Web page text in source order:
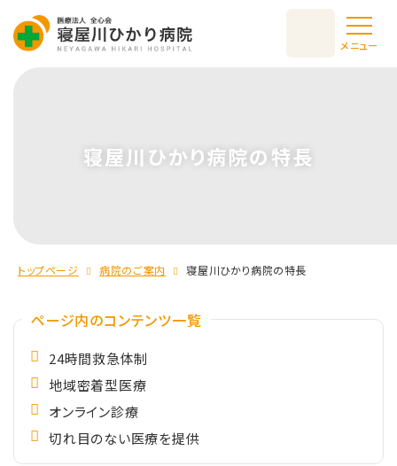
メニュー
寝屋川ひかり病院の特長
トップページ 病院のご案内 寝屋川ひかり病院の特長
ページ内のコンテンツ一覧
24時間救急体制
地域密着型医療
オンライン診療
切れ目のない医療を提供